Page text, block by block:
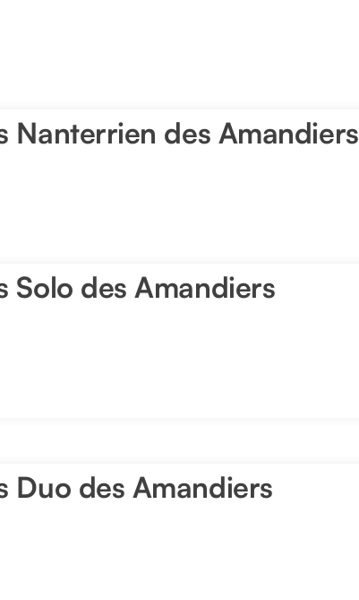
Nanterrien des Amandiers
Solo des Amandiers
Duo des Amandiers